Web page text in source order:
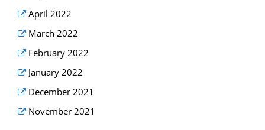
April 2022
March 2022
February 2022
January 2022
December 2021
November 2021